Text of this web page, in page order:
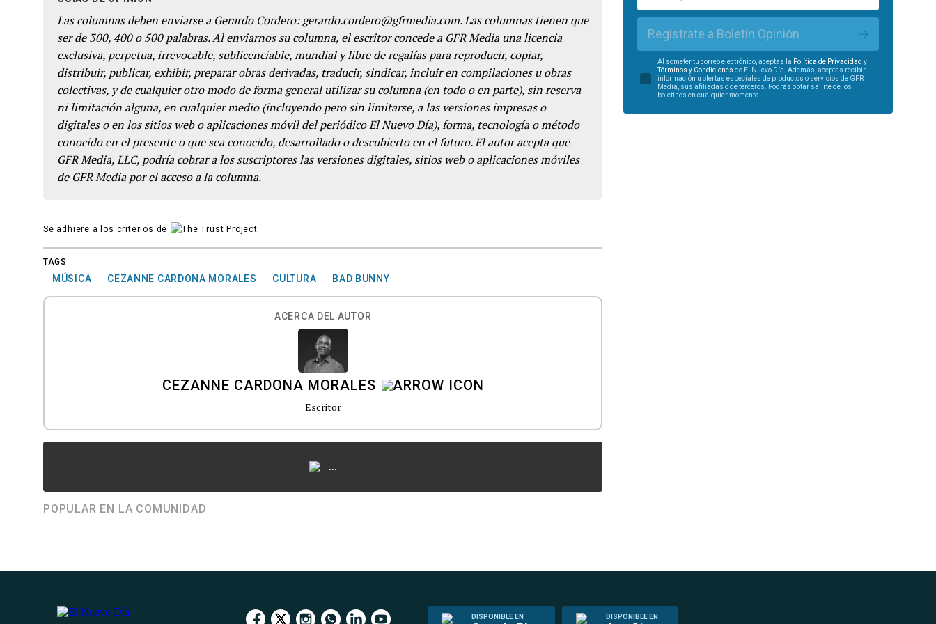
Las columnas deben enviarse a Gerardo Cordero: gerardo.cordero@gfrmedia.com. Las columnas tienen que
ser de 300, 400 o 500 palabras. Al enviarnos su columna, el escritor concede a GFR Media una licencia
exclusiva, perpetua, irrevocable, sublicenciable, mundial y libre de regalías para reproducir, copiar,
distribuir, publicar, exhibir, preparar obras derivadas, traducir, sindicar, incluir en compilaciones u obras
colectivas, y de cualquier otro modo de forma general utilizar su columna (en todo o en parte), sin reserva
ni limitación alguna, en cualquier medio (incluyendo pero sin limitarse, a las versiones impresas o
digitales o en los sitios web o aplicaciones móvil del periódico El Nuevo Día), forma, tecnología o método
conocido en el presente o que sea conocido, desarrollado o descubierto en el futuro. El autor acepta que
GFR Media, LLC, podría cobrar a los suscriptores las versiones digitales, sitios web o aplicaciones móviles
de GFR Media por el acceso a la columna.
Se adhiere a los criterios de
TAGS
MÚSICA CEZANNE CARDONA MORALES CULTURA BAD BUNNY
ACERCA DEL AUTOR
CEZANNE CARDONA MORALES
Escritor
...
POPULAR EN LA COMUNIDAD
Regístrate a Boletín Opinión
Al someter tu correo electrónico, aceptas la Política de Privacidad y
Términos y Condiciones de El Nuevo Día. Además, aceptas recibir
información u ofertas especiales de productos o servicios de GFR
Media, sus afiliadas o de terceros. Podrás optar salirte de los
boletines en cualquier momento.
DISPONIBLE EN DISPONIBLE EN